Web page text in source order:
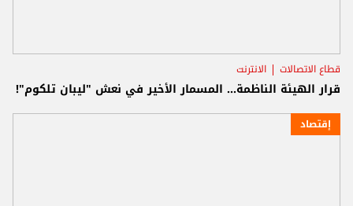
قطاع الاتصالات الانترنت
قرار الهيئة الناظمة... المسمار الأخير في نعش "ليبان تلكوم"!
إقتصاد